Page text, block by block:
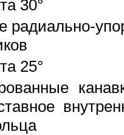
30°
радиально-
25°